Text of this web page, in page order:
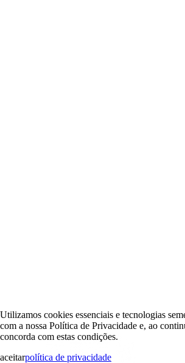
Utilizamos cookies essenciais e tecnologias
com a nossa Política de Privacidade e, ao
concorda com estas condições.
aceitarpolítica de privacidade